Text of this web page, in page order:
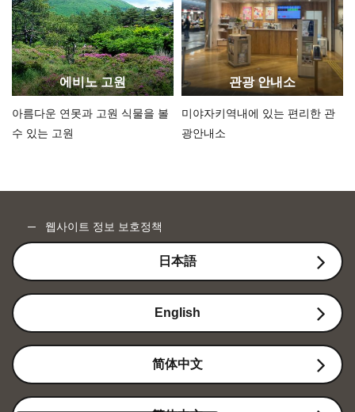
에비노 고원
아름다운 연못과 고원 식물을 볼
수 있는 고원
관광 안내소
미야자키역내에 있는 편리한 관
광안내소
웹사이트 정보 보호정책
日本語
English
简体中文